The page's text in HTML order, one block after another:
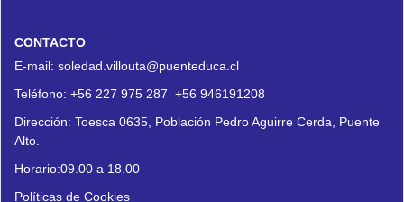
CONTACTO
E-mail: soledad.villouta@puenteduca.cl
Teléfono: +56 227 975 287 +56 946191208
Dirección: Toesca 0635, Población Pedro Aguirre Cerda, Puente
Alto.
Horario:09.00 a 18.00
Políticas de Cookies